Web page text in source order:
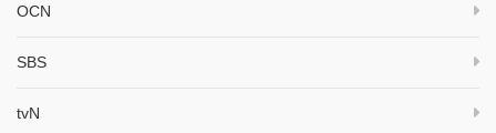
OCN
SBS
tvN